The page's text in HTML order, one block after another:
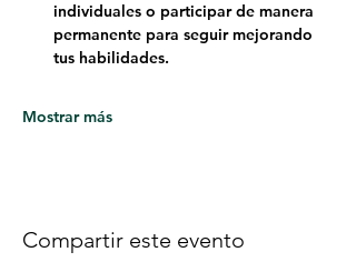
individuales o participar de manera
permanente para seguir mejorando
tus habilidades.
Mostrar más
Compartir este evento